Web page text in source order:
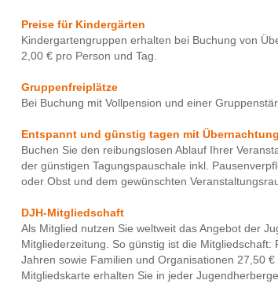
Preise für Kindergärten
Kindergartengruppen erhalten bei Buchung von
2,00 € pro Person und Tag.
Gruppenfreiplätze
Bei Buchung mit Vollpension und einer
Entspannt und günstig tagen mit
Buchen Sie den reibungslosen Ablauf Ihrer
der günstigen Tagungspauschale inkl.
oder Obst und dem gewünschten
DJH-Mitgliedschaft
Als Mitglied nutzen Sie weltweit das Angebot der
Mitgliederzeitung. So günstig ist die
Jahren sowie Familien und Organisationen 27,50
Mitgliedskarte erhalten Sie in jeder